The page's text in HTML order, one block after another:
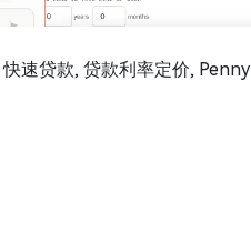
速贷款, 贷款利率定价, Penny